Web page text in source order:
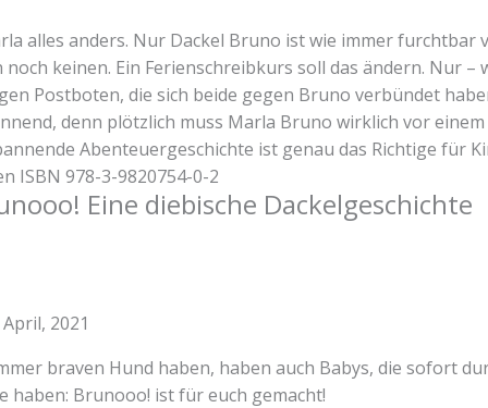
alles anders. Nur Dackel Bruno ist wie immer
noch keinen. Ein Ferienschreibkurs soll das ändern. Nur
Postboten, die sich beide gegen Bruno verbündet
denn plötzlich muss Marla Bruno wirklich vor
Abenteuergeschichte ist genau das Richtige für
ISBN 978-3-9820754-0-2
Eine diebische Dackelgeschichte
April, 2021
braven Hund haben, haben auch Babys, die sofort
haben: Brunooo! ist für euch gemacht!